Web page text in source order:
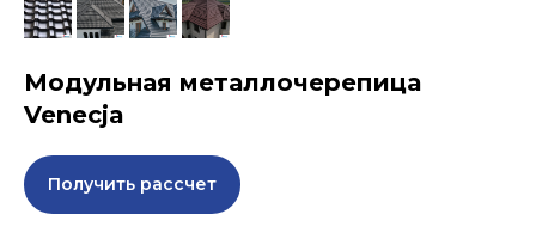
Модульная металлочерепица
Venecja
Получить рассчет